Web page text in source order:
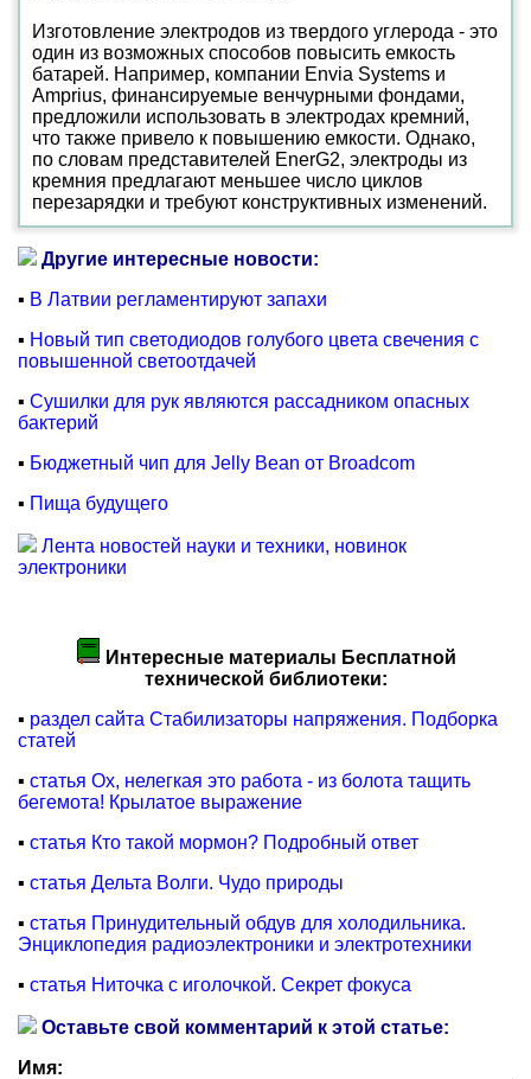
Изготовление электродов из твердого углерода - это
один из возможных способов повысить емкость
батарей. Например, компании Envia Systems и
Amprius, финансируемые венчурными фондами,
предложили использовать в электродах кремний,
что также привело к повышению емкости. Однако,
по словам представителей EnerG2, электроды из
кремния предлагают меньшее число циклов
перезарядки и требуют конструктивных изменений.
Другие интересные новости:
▪ В Латвии регламентируют запахи
▪ Новый тип светодиодов голубого цвета свечения с
повышенной светоотдачей
▪ Сушилки для рук являются рассадником опасных
бактерий
▪ Бюджетный чип для Jelly Bean от Broadcom
▪ Пища будущего
Лента новостей науки и техники, новинок
электроники
Интересные материалы Бесплатной
технической библиотеки:
▪ раздел сайта Стабилизаторы напряжения. Подборка
статей
▪ статья Ох, нелегкая это работа - из болота тащить
бегемота! Крылатое выражение
▪ статья Кто такой мормон? Подробный ответ
▪ статья Дельта Волги. Чудо природы
▪ статья Принудительный обдув для холодильника.
Энциклопедия радиоэлектроники и электротехники
▪ статья Ниточка с иголочкой. Секрет фокуса
Оставьте свой комментарий к этой статье:
Имя: